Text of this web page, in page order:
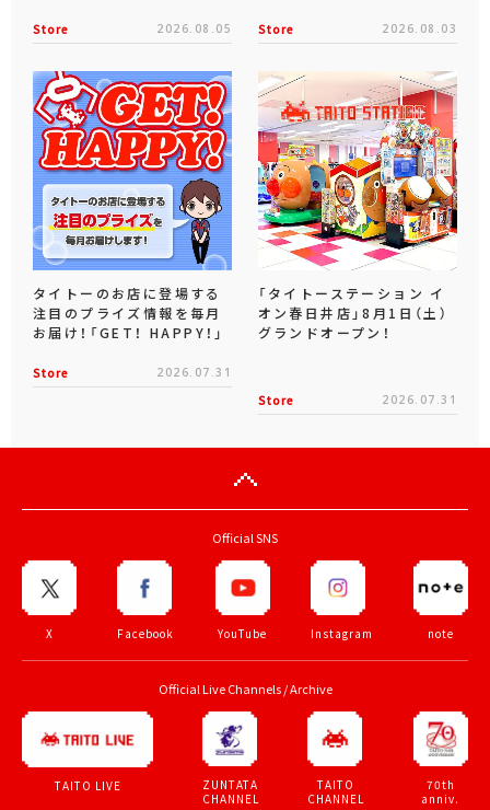
Store 2026.08.05 Store 2026.08.03
タイトーのお店に登場する
注目のプライズ情報を毎月
お届け！「GET！ HAPPY！」
Store 2026.07.31
「タイトーステーション イ
オン春日井店」8月1日（土）
グランドオープン！
Store 2026.07.31
Official SNS
X Facebook YouTube Instagram note
Official Live Channels / Archive
TAITO LIVE
ZUNTATA
CHANNEL
TAITO
CHANNEL
70th
anniv.